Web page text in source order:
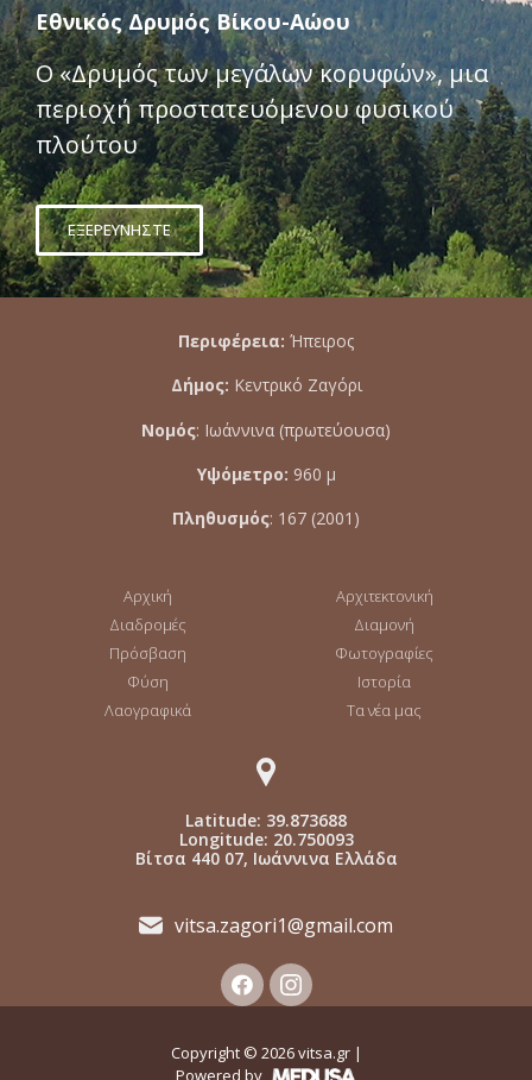
Εθνικός Δρυμός Βίκου-Αώου
Ο «Δρυμός των μεγάλων κορυφών», μια
περιοχή προστατευόμενου φυσικού
πλούτου
ΕΞΕΡΕΥΝΗΣΤΕ
Περιφέρεια: Ήπειρος
Δήμος: Κεντρικό Ζαγόρι
Νομός: Ιωάννινα (πρωτεύουσα)
Υψόμετρο: 960 μ
Πληθυσμός: 167 (2001)
Αρχική
Διαδρομές
Πρόσβαση
Φύση
Λαογραφικά
Αρχιτεκτονική
Διαμονή
Φωτογραφίες
Ιστορία
Τα νέα μας
Latitude: 39.873688
Longitude: 20.750093
Βίτσα 440 07, Ιωάννινα Ελλάδα
vitsa.zagori1@gmail.com
Copyright © 2026vitsa.gr |
Powered by